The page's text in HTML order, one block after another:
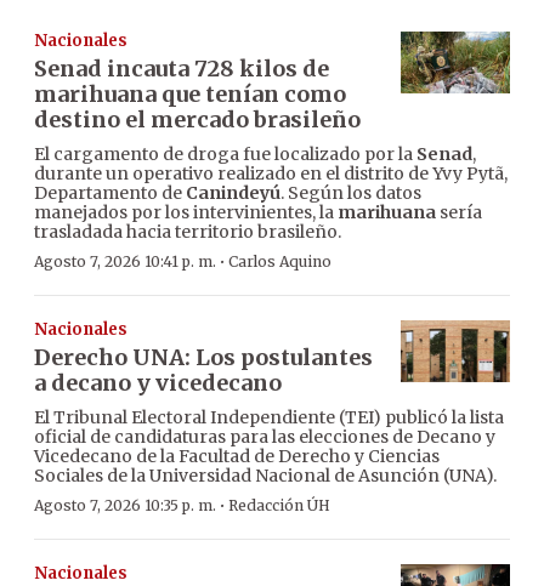
Nacionales
Senad incauta 728 kilos de
marihuana que tenían como
destino el mercado brasileño
El cargamento de droga fue localizado por la Senad,
durante un operativo realizado en el distrito de Yvy Pytã,
Departamento de Canindeyú. Según los datos
manejados por los intervinientes, la marihuana sería
trasladada hacia territorio brasileño.
Agosto 7, 2026 10:41 p. m. · Carlos Aquino
Nacionales
Derecho UNA: Los postulantes
a decano y vicedecano
El Tribunal Electoral Independiente (TEI) publicó la lista
oficial de candidaturas para las elecciones de Decano y
Vicedecano de la Facultad de Derecho y Ciencias
Sociales de la Universidad Nacional de Asunción (UNA).
Agosto 7, 2026 10:35 p. m. · Redacción ÚH
Nacionales